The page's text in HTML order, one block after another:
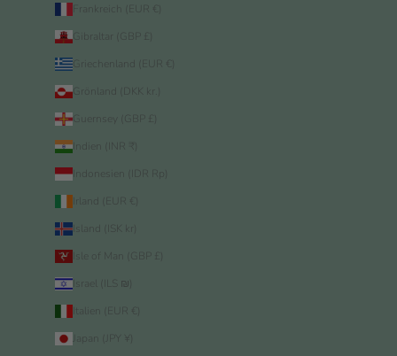
Frankreich (EUR €)
Gibraltar (GBP £)
Griechenland (EUR €)
Grönland (DKK kr.)
Guernsey (GBP £)
Indien (INR ₹)
Indonesien (IDR Rp)
Irland (EUR €)
Island (ISK kr)
Isle of Man (GBP £)
Israel (ILS ₪)
Italien (EUR €)
Japan (JPY ¥)